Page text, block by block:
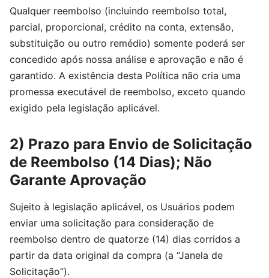
Qualquer reembolso (incluindo reembolso total,
parcial, proporcional, crédito na conta, extensão,
substituição ou outro remédio) somente poderá ser
concedido após nossa análise e aprovação e não é
garantido. A existência desta Política não cria uma
promessa executável de reembolso, exceto quando
exigido pela legislação aplicável.
2) Prazo para Envio de Solicitação
de Reembolso (14 Dias); Não
Garante Aprovação
Sujeito à legislação aplicável, os Usuários podem
enviar uma solicitação para consideração de
reembolso dentro de quatorze (14) dias corridos a
partir da data original da compra (a “Janela de
Solicitação”).